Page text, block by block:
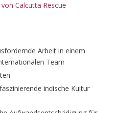
Calcutta Rescue
Arbeit in einem
Team
indische Kultur